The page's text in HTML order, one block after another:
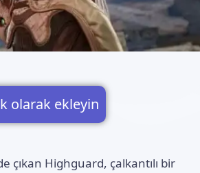
olarak ekleyin
çıkan Highguard, çalkantılı bir